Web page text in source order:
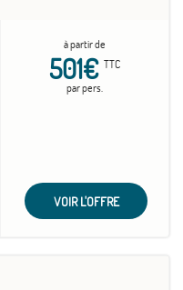
à partir de
501€ TTC
par pers.
VOIR L'OFFRE